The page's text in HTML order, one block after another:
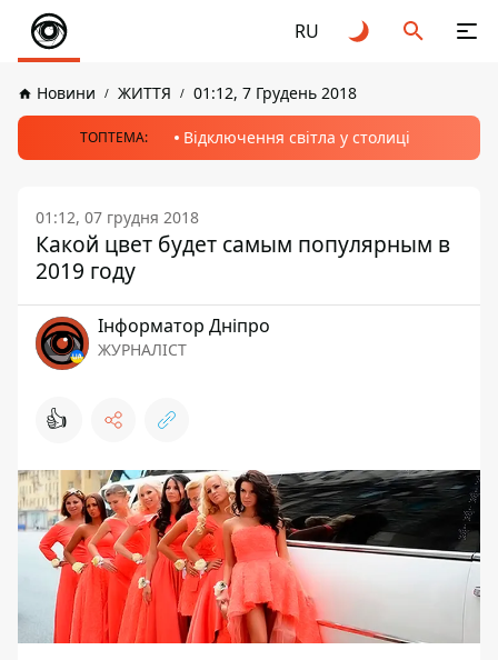
RU
Новини ЖИТТЯ 01:12, 7 Грудень 2018
ТОПТЕМА: Відключення світла у столиці
01:12, 07 грудня 2018
Какой цвет будет самым популярным в
2019 году
Інформатор Дніпро
ЖУРНАЛІСТ
👍